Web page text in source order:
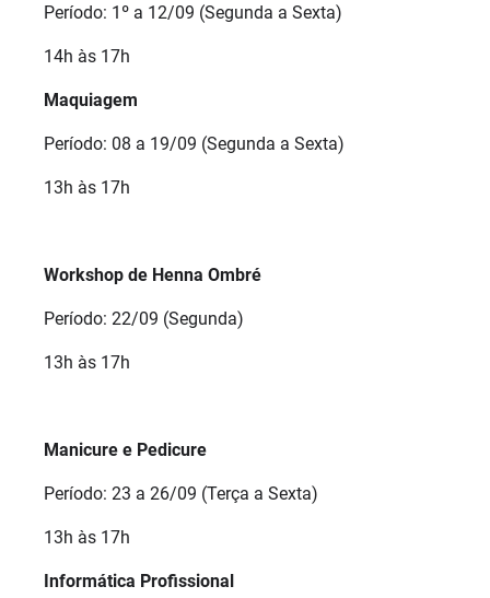
Período: 1º a 12/09 (Segunda a Sexta)
14h às 17h
Maquiagem
Período: 08 a 19/09 (Segunda a Sexta)
13h às 17h
Workshop de Henna Ombré
Período: 22/09 (Segunda)
13h às 17h
Manicure e Pedicure
Período: 23 a 26/09 (Terça a Sexta)
13h às 17h
Informática Profissional